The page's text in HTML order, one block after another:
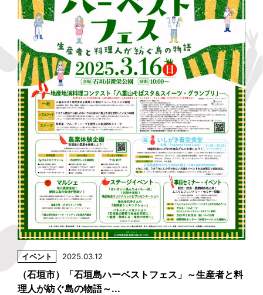
イベント 2025.03.12
（石垣市）「石垣島ハーベストフェス」～生産者と料
理人が紡ぐ島の物語～...